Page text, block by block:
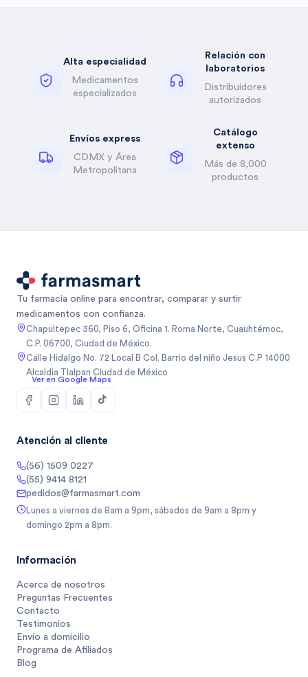
Alta especialidad
Medicamentos
especializados
Relación con
laboratorios
Distribuidores
autorizados
Envíos express
CDMX y Área
Metropolitana
Catálogo
extenso
Más de 8,000
productos
Tu farmacia online para encontrar, comparar y surtir
medicamentos con confianza.
Chapultepec 360, Piso 6, Oficina 1. Roma Norte, Cuauhtémoc,
C.P. 06700, Ciudad de México.
Calle Hidalgo No. 72 Local B Col. Barrio del niño Jesus C.P 14000
Alcaldia Tlalpan Ciudad de México
Ver en Google Maps
Atención al cliente
(56) 1509 0227
(55) 9414 8121
pedidos@farmasmart.com
Lunes a viernes de 8am a 9pm, sábados de 9am a 8pm y
domingo 2pm a 8pm.
Información
Acerca de nosotros
Preguntas Frecuentes
Contacto
Testimonios
Envío a domicilio
Programa de Afiliados
Blog